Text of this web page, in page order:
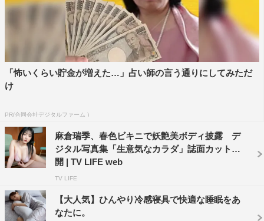
「怖いくらい貯金が増えた…」占い師の言う通りにしてみただ
け
PR(合同会社デジタルファーム )
麻倉瑞季、春色ビキニで妖艶美ボディ披露 デ
ジタル写真集「生意気なカラダ」誌面カット公
開 | TV LIFE web
TV LIFE
【大人気】ひんやり冷感寝具で快適な睡眠をあ
なたに。